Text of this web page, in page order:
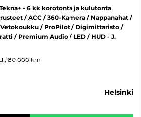
- 6 kk korotonta ja kulutonta
/ ACC / 360-Kamera / Nappanahat /
/ ProPilot / Digimittaristo /
/ Premium Audio / LED / HUD - J.
80 000 km
helsinki